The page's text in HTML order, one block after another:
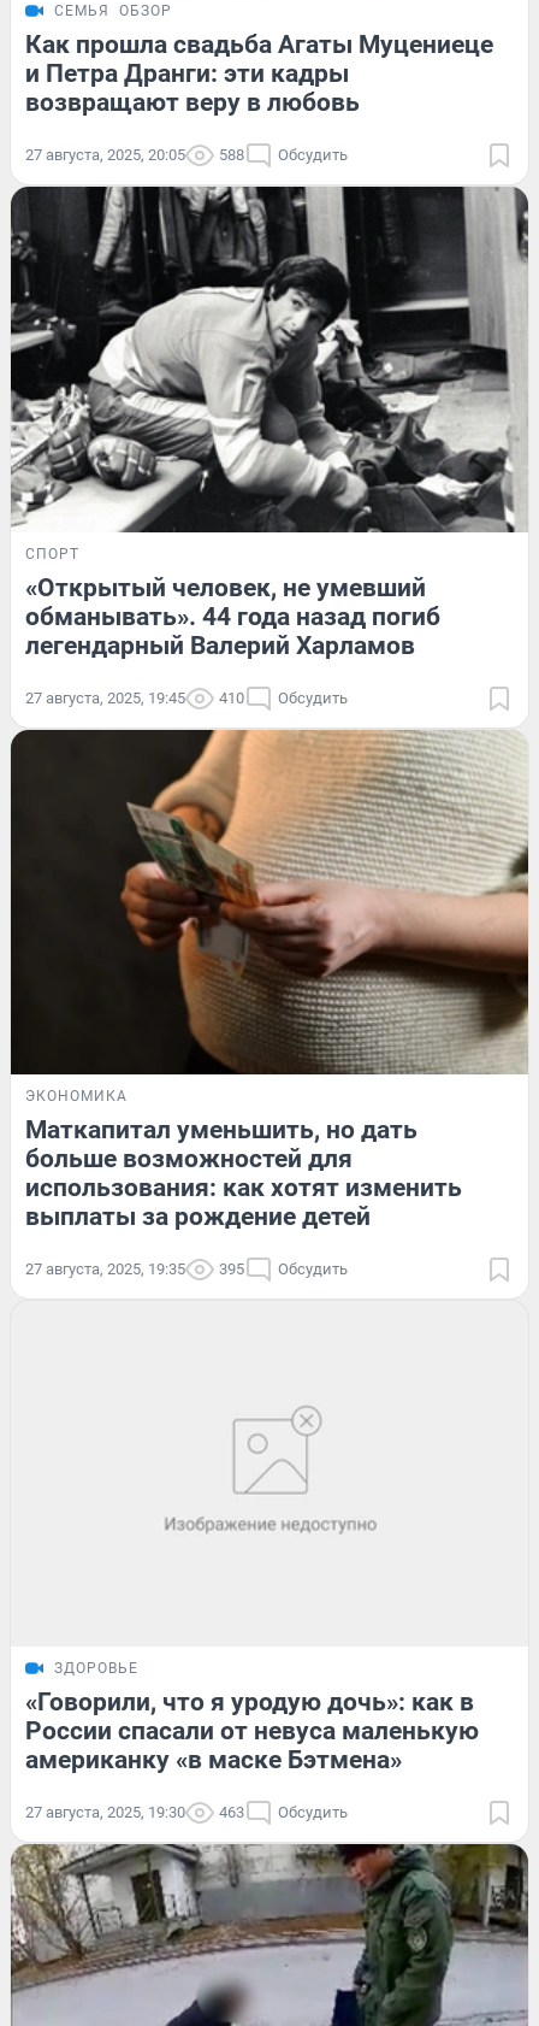
СЕМЬЯ ОБЗОР
Как прошла свадьба Агаты Муцениеце
и Петра Дранги: эти кадры
возвращают веру в любовь
27 августа, 2025, 20:05 588 Обсудить
СПОРТ
«Открытый человек, не умевший
обманывать». 44 года назад погиб
легендарный Валерий Харламов
27 августа, 2025, 19:45 410 Обсудить
ЭКОНОМИКА
Маткапитал уменьшить, но дать
больше возможностей для
использования: как хотят изменить
выплаты за рождение детей
27 августа, 2025, 19:35 395 Обсудить
ЗДОРОВЬЕ
«Говорили, что я уродую дочь»: как в
России спасали от невуса маленькую
американку «в маске Бэтмена»
27 августа, 2025, 19:30 463 Обсудить